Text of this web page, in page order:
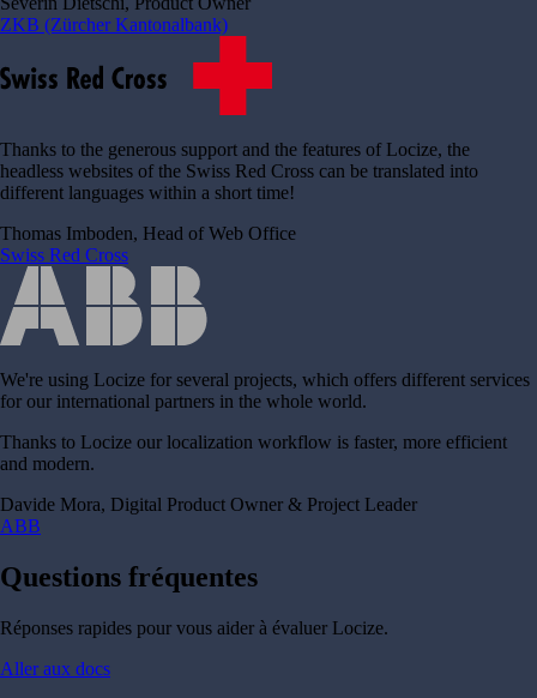
ZKB (Zürcher Kantonalbank)
Thanks to the generous support and the features of Locize, the
headless websites of the Swiss Red Cross can be translated into
different languages within a short time!
Thomas Imboden, Head of Web Office
Swiss Red Cross
We're using Locize for several projects, which offers different services
for our international partners in the whole world.
Thanks to Locize our localization workflow is faster, more efficient
and modern.
Davide Mora, Digital Product Owner & Project Leader
ABB
Questions fréquentes
Réponses rapides pour vous aider à évaluer Locize.
Aller aux docs